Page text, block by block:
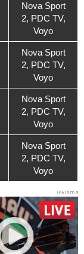
Nova Sport
2, PDC TV,
Voyo
Nova Sport
2, PDC TV,
Voyo
Nova Sport
2, PDC TV,
Voyo
Nova Sport
2, PDC TV,
Voyo